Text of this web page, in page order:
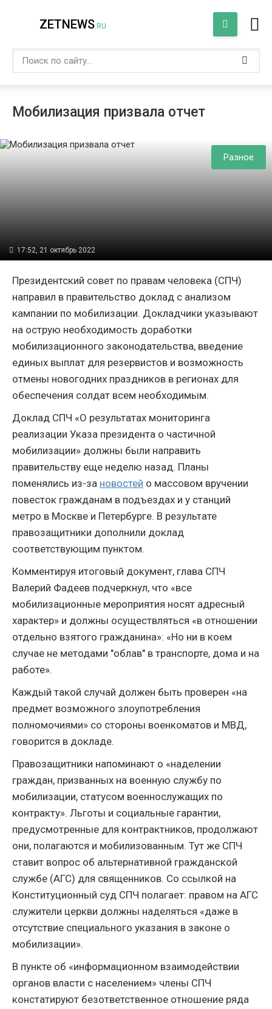
ZETNEWS.RU
Мобилизация призвала отчет
Разное
17:52, 21 октябрь 2022
Президентский совет по правам человека (СПЧ)
направил в правительство доклад с анализом
кампании по мобилизации. Докладчики указывают
на острую необходимость доработки
мобилизационного законодательства, введение
единых выплат для резервистов и возможность
отмены новогодних праздников в регионах для
обеспечения солдат всем необходимым.
Доклад СПЧ «О результатах мониторинга
реализации Указа президента о частичной
мобилизации» должны были направить
правительству еще неделю назад. Планы
поменялись из-за новостей о массовом вручении
повесток гражданам в подъездах и у станций
метро в Москве и Петербурге. В результате
правозащитники дополнили доклад
соответствующим пунктом.
Комментируя итоговый документ, глава СПЧ
Валерий Фадеев подчеркнул, что «все
мобилизационные мероприятия носят адресный
характер» и должны осуществляться «в отношении
отдельно взятого гражданина»: «Но ни в коем
случае не методами "облав" в транспорте, дома и на
работе».
Каждый такой случай должен быть проверен «на
предмет возможного злоупотребления
полномочиями» со стороны военкоматов и МВД,
говорится в докладе.
Правозащитники напоминают о «наделении
граждан, призванных на военную службу по
мобилизации, статусом военнослужащих по
контракту». Льготы и социальные гарантии,
предусмотренные для контрактников, продолжают
они, полагаются и мобилизованным. Тут же СПЧ
ставит вопрос об альтернативной гражданской
службе (АГС) для священников. Со ссылкой на
Конституционный суд СПЧ полагает: правом на АГС
служители церкви должны наделяться «даже в
отсутствие специального указания в законе о
мобилизации».
В пункте об «информационном взаимодействии
органов власти с населением» члены СПЧ
констатируют безответственное отношение ряда